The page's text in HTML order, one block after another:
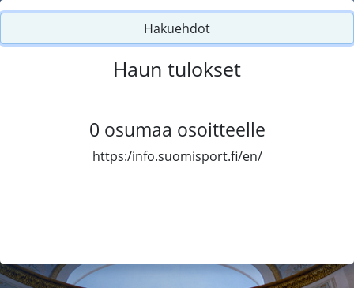
Hakuehdot
Haun tulokset
0 osumaa osoitteelle
https:/info.suomisport.fi/en/